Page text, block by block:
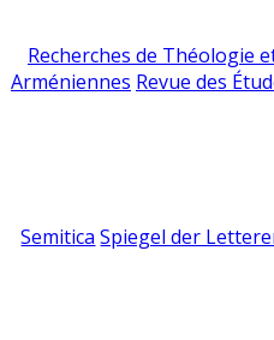
Recherches de Théologie
Arméniennes Revue des
Semitica Spiegel der